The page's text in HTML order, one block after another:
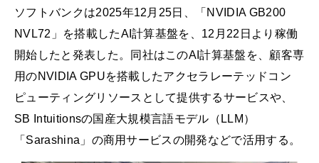
ソフトバンクは2025年12月25日、「NVIDIA GB200
NVL72」を搭載したAI計算基盤を、12月22日より稼働
開始したと発表した。同社はこのAI計算基盤を、顧客専
用のNVIDIA GPUを搭載したアクセラレーテッドコン
ピューティングリソースとして提供するサービスや、
SB Intuitionsの国産大規模言語モデル（LLM）
「Sarashina」の商用サービスの開発などで活用する。